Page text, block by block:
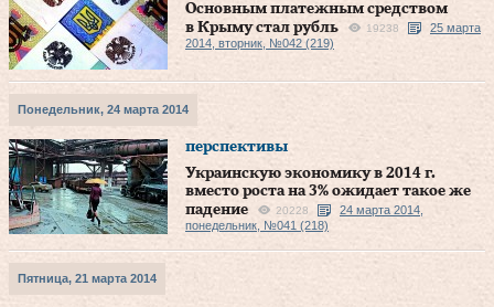
Основным платежным средством
в Крыму стал рубль
19238
25 марта
2014, вторник, №042 (219)
Понедельник, 24 марта 2014
перспективы
Украинскую экономику в 2014 г.
вместо роста на 3% ожидает такое же
падение
20228
24 марта 2014,
понедельник, №041 (218)
Пятница, 21 марта 2014